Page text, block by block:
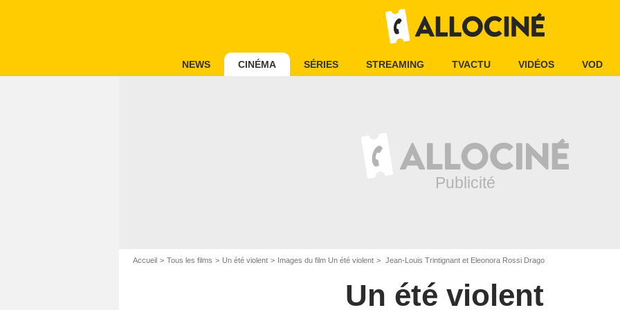
NEWS CINÉMA SÉRIES STREAMING TVACTU VIDÉOS VOD
Accueil Tous les films Un été violent Images du film Un été violent Jean-Louis Trintignant et Eleonora Rossi Drago
Un été violent